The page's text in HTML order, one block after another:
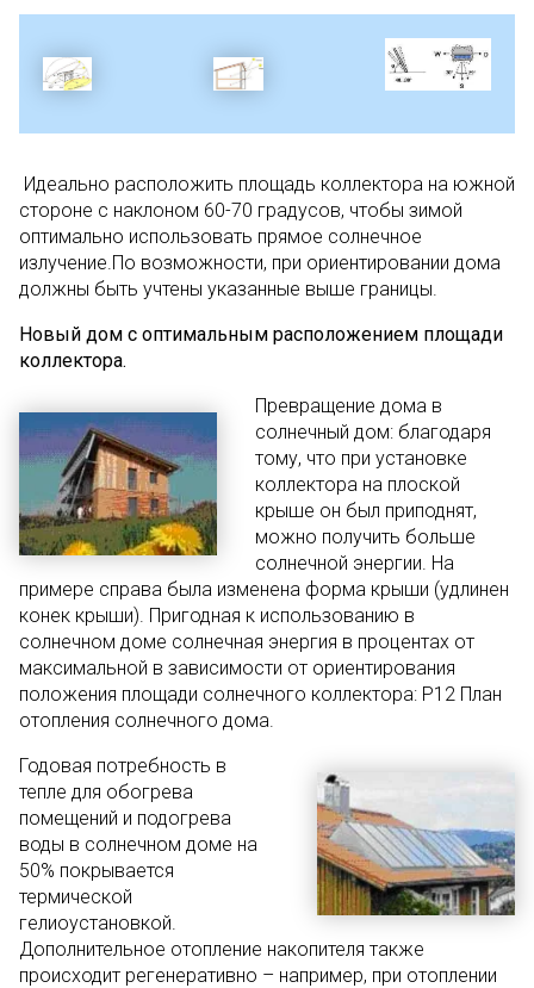
Идеально расположить площадь коллектора на южной
стороне с наклоном 60-70 градусов, чтобы зимой
оптимально использовать прямое солнечное
излучение.По возможности, при ориентировании дома
должны быть учтены указанные выше границы.
Новый дом с оптимальным расположением площади
коллектора.
Превращение дома в
солнечный дом: благодаря
тому, что при установке
коллектора на плоской
крыше он был приподнят,
можно получить больше
солнечной энергии. На
примере справа была изменена форма крыши (удлинен
конек крыши). Пригодная к использованию в
солнечном доме солнечная энергия в процентах от
максимальной в зависимости от ориентирования
положения площади солнечного коллектора: P12 План
отопления солнечного дома.
Годовая потребность в
тепле для обогрева
помещений и подогрева
воды в солнечном доме на
50% покрывается
термической
гелиоустановкой.
Дополнительное отопление накопителя также
происходит регенеративно – например, при отоплении